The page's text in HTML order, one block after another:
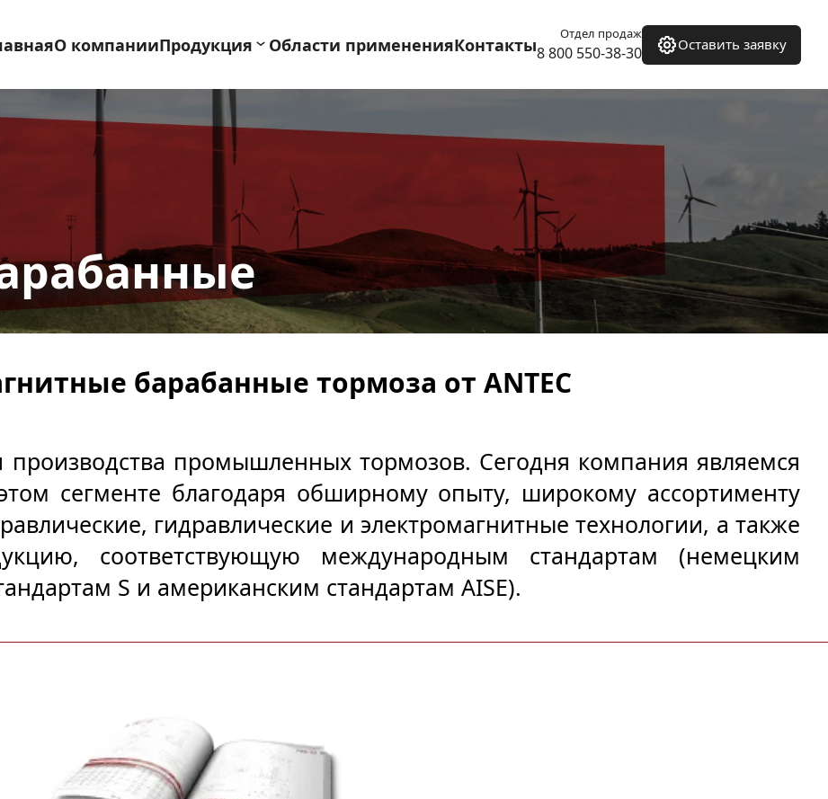
О компанииПродукция Области примененияКонтакты
Отдел продаж
8 800 550-38-30 Оставить заявку
производства промышленных тормозов. Сегодня компания являемся
сегменте благодаря обширному опыту, широкому ассортименту
гидравлические и электромагнитные технологии, а также
соответствующую международным стандартам (немецким
S и американским стандартам AISE).
барабанные тормоза от ANTEC